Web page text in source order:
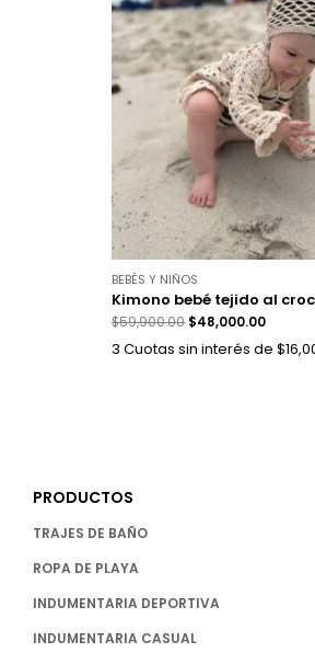
BEBÉS Y NIÑOS
Kimono bebé tejido al
$59,900.00 $48,000.00
3 Cuotas sin interés de
PRODUCTOS
TRAJES DE BAÑO
ROPA DE PLAYA
INDUMENTARIA DEPORTIVA
INDUMENTARIA CASUAL